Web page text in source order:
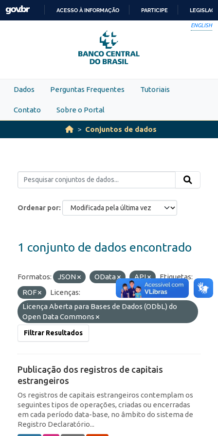
Skip to main content
PARA
O
CONTEÚDO
ACESSO À INFORMAÇÃO PARTICIPE
ENGLISH
Dados Perguntas Frequentes Tutoriais
Contato Sobre o Portal
Conjuntos de dados
Ordenar por
1 conjunto de dados encontrado
Formatos: JSON OData API
Etiquetas:
ROF
Licenças:
Licença Aberta para Bases de Dados (ODbL) do
Open Data Commons
Filtrar Resultados
Publicação dos registros de capitais
estrangeiros
Os registros de capitais estrangeiros contemplam os
seguintes tipos de operações, criadas ou encerradas
em cada período data-base, no âmbito do sistema de
Registro Declaratório...